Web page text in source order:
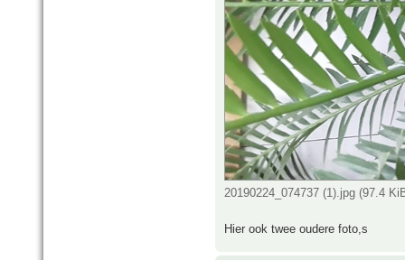
20190224_074737 (1).jpg (97.4
Hier ook twee oudere foto,s